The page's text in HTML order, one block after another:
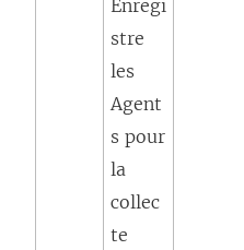
Enregi
stre
les
Agent
s pour
la
collec
te